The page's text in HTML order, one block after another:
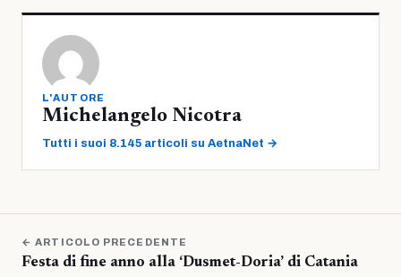
L'AUTORE
Michelangelo Nicotra
Tutti i suoi 8.145 articoli su AetnaNet →
← ARTICOLO PRECEDENTE
Festa di fine anno alla ‘Dusmet-Doria’ di Catania